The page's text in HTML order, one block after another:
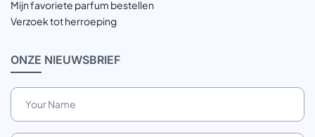
Mijn favoriete parfum bestellen
Verzoek tot herroeping
ONZE NIEUWSBRIEF